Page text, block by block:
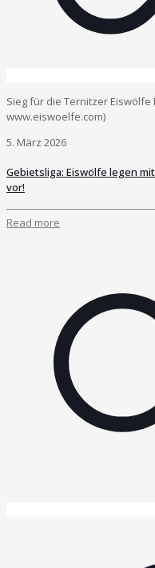
Sieg für die Ternitzer Eiswölfe
www.eiswoelfe.com)
5. März 2026
Gebietsliga: Eiswölfe legen
vor!
Read more